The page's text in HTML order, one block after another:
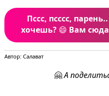
Пссс, псссс,
хочешь? 😄 Вам
Автор: Салават
🤗А